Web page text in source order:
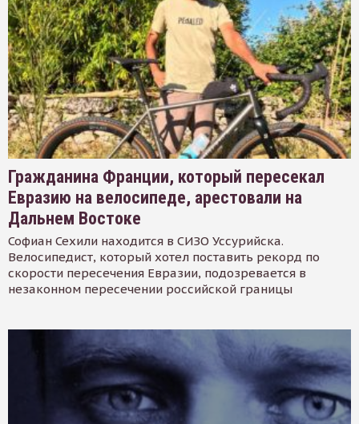
Гражданина Франции, который пересекал
Евразию на велосипеде, арестовали на
Дальнем Востоке
Софиан Сехили находится в СИЗО Уссурийска.
Велосипедист, который хотел поставить рекорд по
скорости пересечения Евразии, подозревается в
незаконном пересечении российской границы